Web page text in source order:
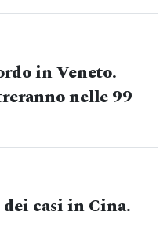
in Veneto.
nelle 99
casi in Cina.